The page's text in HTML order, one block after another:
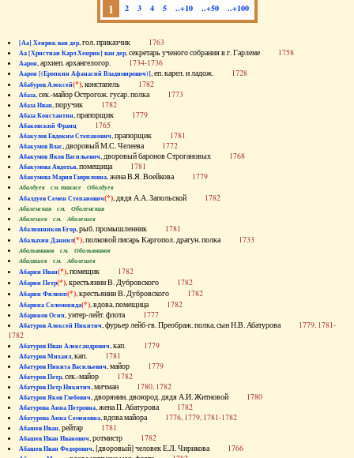
1 2 3 4 5 ..+10 ..+50 ..+100
[Аа] Хенрик ван дер, гол. приказчик 1763
Аа [Христиан Карл Хенрик] ван дер, секретарь ученого собрания в г. Гарлеме 1758
Аарон, архиеп. архангелогор. 1734-1736
Аарон [(Еропкин Афанасий Владимирович)], еп. карел. и ладож. 1728
Абабуров Алексей(*), констапель 1782
Абаза, сек.-майор Острогож. гусар. полка 1773
Абаза Иван, поручик 1782
Абаза Константин, прапорщик 1779
Абаковский Франц 1765
Абакулов Евдоким Степанович, прапорщик 1781
Абакумов Влас, дворовый М.С. Челеева 1772
Абакумов Яков Васильевич, дворовый баронов Строгановых 1768
Абакумова Авдотья, помещица 1781
Абакумова Мария Гавриловна, жена В.Я. Воейкова 1779
Абалдуев см. также Оболдуев
Абалдуев Семен Степанович(*), дядя А.А. Запольской 1782
Абаленская см. Оболенская
Абалешев см. Аболешев
Абалишников Егор, рыб. промышленник 1781
Абалыхин Даниил(*), полковой писарь Каргопол. драгун. полка 1733
Абальянинов см. Обольянинов
Абаляшев см. Аболешев
Абарин Иван(*), помещик 1782
Абарин Петр(*), крестьянин В. Дубровского 1782
Абарин Филипп(*), крестьянин В. Дубровского 1782
Абарина Соломонида(*), вдова, помещица 1782
Абаринов Осип, унтер-лейт. флота 1777
Абатуров Алексей Никитич, фурьер лейб-гв. Преображ. полка, сын Н.В. Абатурова 1779, 1781-
1782
Абатуров Иван Александрович, кап. 1779
Абатуров Михаил, кап. 1781
Абатуров Никита Васильевич, майор 1779
Абатуров Петр, сек.-майор 1782
Абатуров Петр Никитич, мичман 1780, 1782
Абатуров Яков Глебович, дворянин, двоюрод. дядя А.И. Житновой 1780
Абатурова Анна Петровна, жена П. Абатурова 1782
Абатурова Анна Семеновна, вдова майора 1776, 1779, 1781-1782
Абашев Иван, рейтар 1781
Абашев Иван Иванович, ротмистр 1782
Абашев Иван Федорович, [дворовый] человек Е.Л. Чирикова 1766